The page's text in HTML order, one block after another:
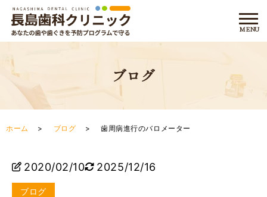
ブログ
ホーム ブログ 歯周病進行のバロメーター
2020/02/10 2025/12/16
ブログ